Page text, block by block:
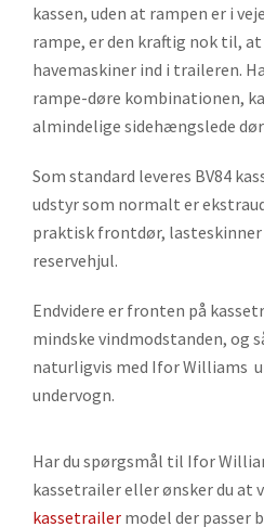
kassen, uden at rampen er i
rampe, er den kraftig nok til, at
havemaskiner ind i traileren.
rampe-døre kombinationen,
almindelige sidehængslede
Som standard leveres BV84
udstyr som normalt er
praktisk frontdør, lasteskinner
reservehjul.
Endvidere er fronten på
mindske vindmodstanden, og
naturligvis med Ifor Williams
undervogn.
Har du spørgsmål til Ifor
kassetrailer eller ønsker du at
kassetrailer model der passer